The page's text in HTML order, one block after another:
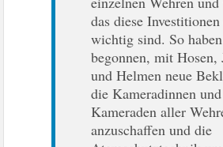
das diese
wichtig sind. So
begonnen, mit Hosen,
und Helmen neue
die Kameradinnen und
Kameraden aller
anzuschaffen und die